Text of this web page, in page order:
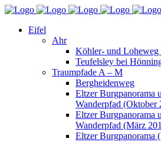
Eifel
Ahr
Köhler- und Loheweg
Teufelsley bei
Traumpfade A – M
Bergheidenweg
Eltzer Burgpanorama
Wanderpfad (Oktober
Eltzer Burgpanorama
Wanderpfad (März
Eltzer Burgpanorama